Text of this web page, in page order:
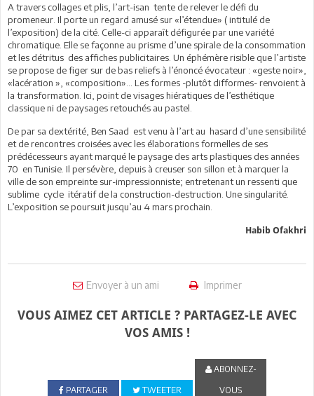
A travers collages et plis, l’art-isan tente de relever le défi du
promeneur. Il porte un regard amusé sur «l’étendue» ( intitulé de
l’exposition) de la cité. Celle-ci apparaît défigurée par une variété
chromatique. Elle se façonne au prisme d’une spirale de la consommation
et les détritus des affiches publicitaires. Un éphémère risible que l’artiste
se propose de figer sur de bas reliefs à l’énoncé évocateur : «geste noir»,
«lacération », «composition»… Les formes -plutôt difformes- renvoient à
la transformation. Ici, point de visages hiératiques de l’esthétique
classique ni de paysages retouchés au pastel.
De par sa dextérité, Ben Saad est venu à l’art au hasard d’une sensibilité
et de rencontres croisées avec les élaborations formelles de ses
prédécesseurs ayant marqué le paysage des arts plastiques des années
70 en Tunisie. Il persévère, depuis à creuser son sillon et à marquer la
ville de son empreinte sur-impressionniste; entretenant un ressenti que
sublime cycle itératif de la construction-destruction. Une singularité.
L’exposition se poursuit jusqu’au 4 mars prochain.
Habib Ofakhri
Envoyer à un ami Imprimer
VOUS AIMEZ CET ARTICLE ? PARTAGEZ-LE AVEC
VOS AMIS !
PARTAGER TWEETER
ABONNEZ-
VOUS